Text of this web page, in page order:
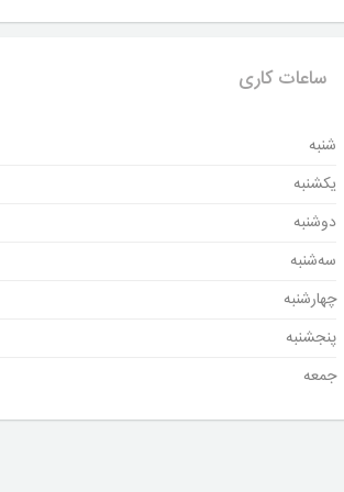
ساعات کاری
شنبه
یکشنبه
دوشنبه
سه‌شنبه
چهارشنبه
پنجشنبه
جمعه